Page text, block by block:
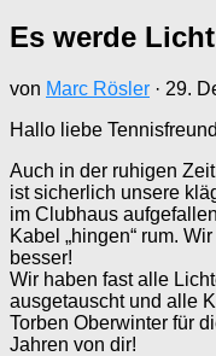
Es werde
von Marc Rösler · 29.
Hallo liebe
Auch in der ruhigen
ist sicherlich unsere
im Clubhaus
Kabel „hingen“ rum.
besser!
Wir haben fast alle
ausgetauscht und alle
Torben Oberwinter für
Jahren von dir!